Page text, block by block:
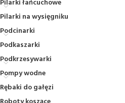
Pilarki łańcuchowe
Pilarki na wysięgniku
Podcinarki
Podkaszarki
Podkrzesywarki
Pompy wodne
Rębaki do gałęzi